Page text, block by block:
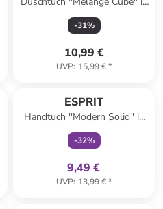
Grün
-31%
10,99 €
UVP: 15,99 €*
ESPRIT
Handtuch ''Modern Solid'' in
Grün
-32%
9,49 €
UVP: 13,99 €*